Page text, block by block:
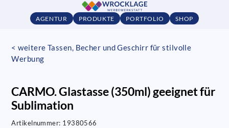
AGENTUR PRODUKTE PORTFOLIO SHOP
< weitere Tassen, Becher und Geschirr für stilvolle
Werbung
CARMO. Glastasse (350ml) geeignet für
Sublimation
Artikelnummer: 19380566